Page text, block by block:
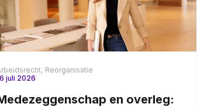
Reorganisatie
juli 2026
en overleg: